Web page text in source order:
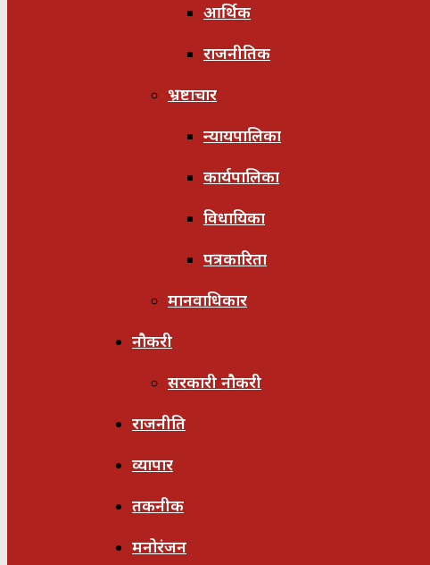
आर्थिक
राजनीतिक
भ्रष्टाचार
न्यायपालिका
कार्यपालिका
विधायिका
पत्रकारिता
मानवाधिकार
नौकरी
सरकारी नौकरी
राजनीति
व्यापार
तकनीक
मनोरंजन